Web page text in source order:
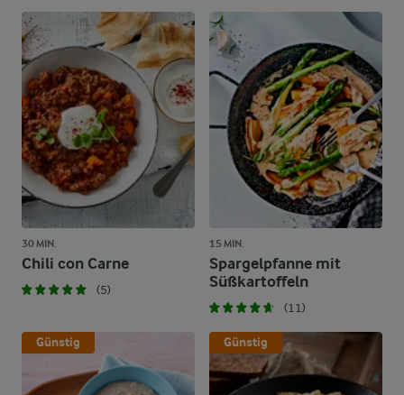
30 MIN.
Chili con Carne
(5)
15 MIN.
Spargelpfanne mit
Süßkartoffeln
(11)
Günstig Günstig